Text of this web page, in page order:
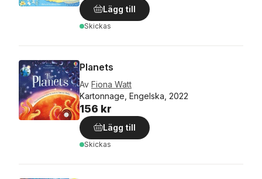
Lägg till
Skickas
Planets
Av Fiona Watt
Kartonnage, Engelska, 2022
156 kr
Lägg till
Skickas